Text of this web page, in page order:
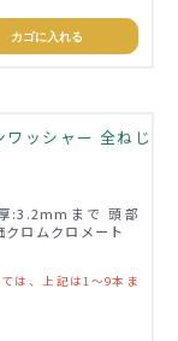
カゴに入れる
ッシャー 全ねじ
:3.2mmまで 頭部
ロムクロメート
は、上記は1～9本ま